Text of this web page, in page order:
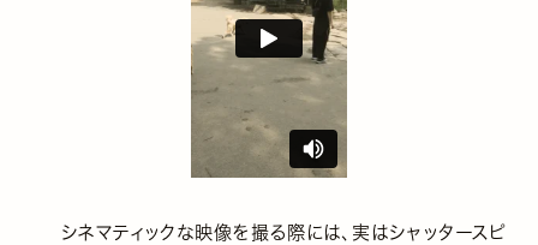
シネマティックな映像を撮る際には、実はシャッタースピ